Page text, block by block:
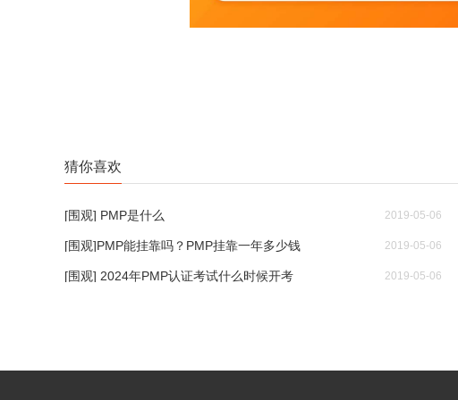
猜你喜欢
[围观] PMP是什么 2019-05-06
[围观]PMP能挂靠吗？PMP挂靠一年多少钱 2019-05-06
[围观] 2024年PMP认证考试什么时候开考 2019-05-06